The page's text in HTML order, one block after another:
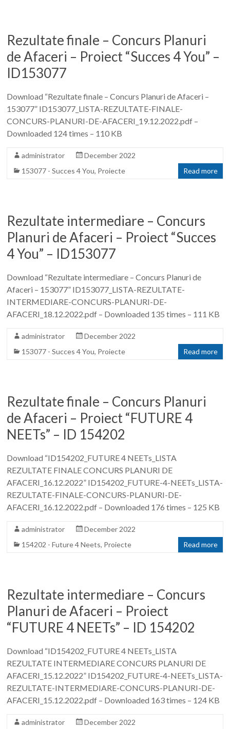
Rezultate finale – Concurs Planuri
de Afaceri – Proiect “Succes 4 You” –
ID153077
Download “Rezultate finale – Concurs Planuri de Afaceri –
153077” ID153077_LISTA-REZULTATE-FINALE-
CONCURS-PLANURI-DE-AFACERI_19.12.2022.pdf –
Downloaded 124 times – 110 KB
administrator
December 2022
153077 - Succes 4 You, Proiecte Read more
Rezultate intermediare – Concurs
Planuri de Afaceri – Proiect “Succes
4 You” – ID153077
Download “Rezultate intermediare – Concurs Planuri de
Afaceri – 153077” ID153077_LISTA-REZULTATE-
INTERMEDIARE-CONCURS-PLANURI-DE-
AFACERI_18.12.2022.pdf – Downloaded 135 times – 111 KB
administrator
December 2022
153077 - Succes 4 You, Proiecte Read more
Rezultate finale – Concurs Planuri
de Afaceri – Proiect “FUTURE 4
NEETs” – ID 154202
Download “ID154202_FUTURE 4 NEETs_LISTA
REZULTATE FINALE CONCURS PLANURI DE
AFACERI_16.12.2022” ID154202_FUTURE-4-NEETs_LISTA-
REZULTATE-FINALE-CONCURS-PLANURI-DE-
AFACERI_16.12.2022.pdf – Downloaded 176 times – 125 KB
administrator
December 2022
154202 - Future 4 Neets, Proiecte Read more
Rezultate intermediare – Concurs
Planuri de Afaceri – Proiect
“FUTURE 4 NEETs” – ID 154202
Download “ID154202_FUTURE 4 NEETs_LISTA
REZULTATE INTERMEDIARE CONCURS PLANURI DE
AFACERI_15.12.2022” ID154202_FUTURE-4-NEETs_LISTA-
REZULTATE-INTERMEDIARE-CONCURS-PLANURI-DE-
AFACERI_15.12.2022.pdf – Downloaded 163 times – 124 KB
administrator
December 2022